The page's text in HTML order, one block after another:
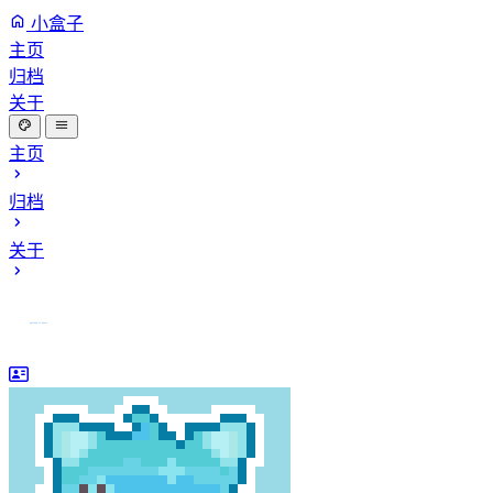
小盒子
主页
归档
关于
主页
归档
关于